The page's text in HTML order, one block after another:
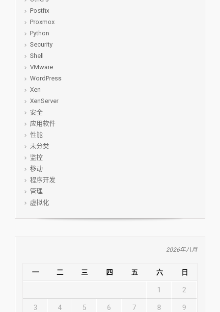
Postfix
Proxmox
Python
Security
Shell
VMware
WordPress
Xen
XenServer
安全
应用软件
性能
未分类
监控
移动
程序开发
管理
虚拟化
2026年八月
一 二 三 四 五 六 日
1 2
3 4 5 6 7 8 9